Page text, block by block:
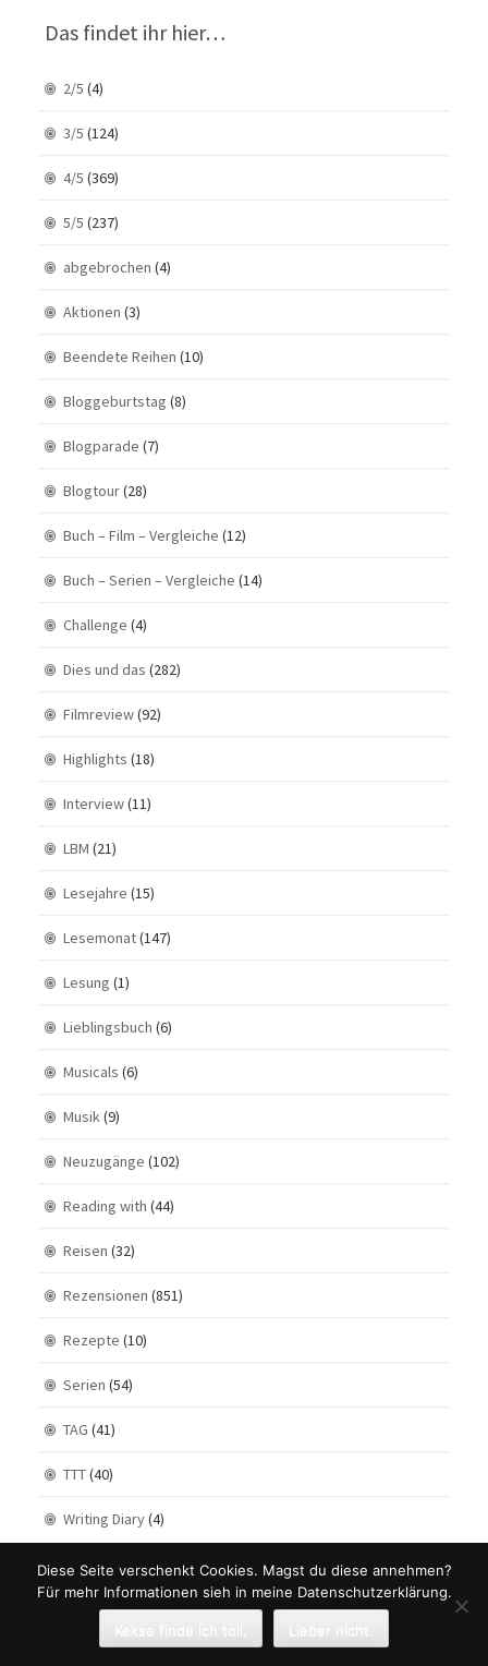
Das findet ihr hier…
2/5 (4)
3/5 (124)
4/5 (369)
5/5 (237)
abgebrochen (4)
Aktionen (3)
Beendete Reihen (10)
Bloggeburtstag (8)
Blogparade (7)
Blogtour(28)
Buch – Film – Vergleiche (12)
Buch – Serien – Vergleiche (14)
Challenge (4)
Dies und das (282)
Filmreview(92)
Highlights (18)
Interview(11)
LBM (21)
Lesejahre (15)
Lesemonat(147)
Lesung (1)
Lieblingsbuch (6)
Musicals (6)
Musik(9)
Neuzugänge (102)
Reading with (44)
Reisen (32)
Rezensionen (851)
Rezepte (10)
Serien (54)
TAG (41)
TTT(40)
Writing Diary(4)
Theme Designed byRohit.© 2026 . All Rights Reserved.
Diese Seite verschenkt Cookies. Magst du diese annehmen?
Für mehr Informationen sieh in meine Datenschutzerklärung.